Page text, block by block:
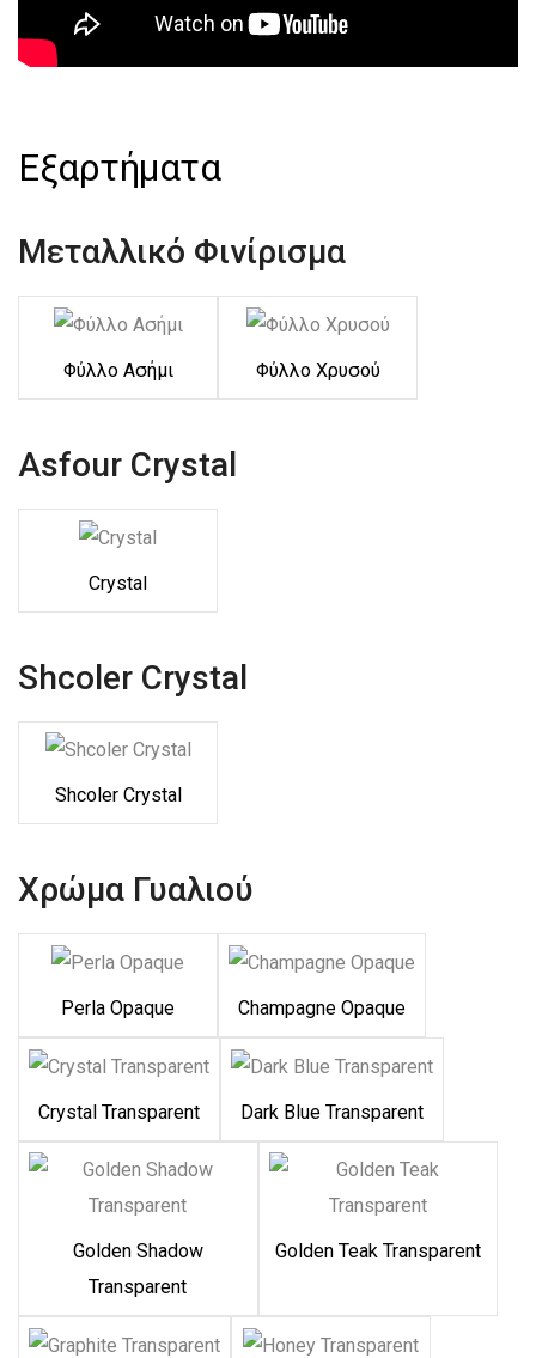
Εξαρτήματα
Μεταλλικό Φινίρισμα
Φύλλο Ασήμι Φύλλο Χρυσού
Asfour Crystal
Crystal
Shcoler Crystal
Shcoler Crystal
Χρώμα Γυαλιού
Perla Opaque Champagne Opaque
Crystal Transparent Dark Blue Transparent
Golden Shadow
Transparent
Golden Teak Transparent